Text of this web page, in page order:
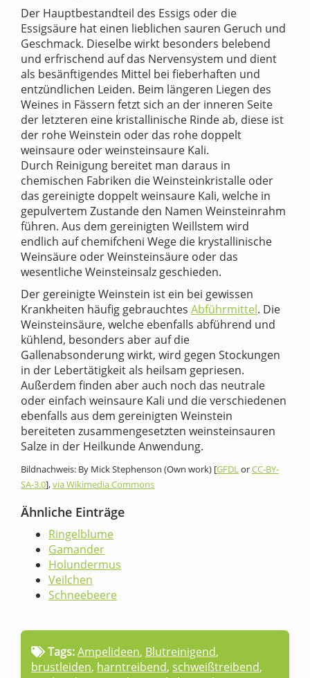
Der Hauptbestandteil des Essigs oder die
Essigsäure hat einen lieblichen sauren Geruch und
Geschmack. Dieselbe wirkt besonders belebend
und erfrischend auf das Nervensystem und dient
als besänftigendes Mittel bei fieberhaften und
entzündlichen Leiden. Beim längeren Liegen des
Weines in Fässern fetzt sich an der inneren Seite
der letzteren eine kristallinische Rinde ab, diese ist
der rohe Weinstein oder das rohe doppelt
weinsaure oder weinsteinsaure Kali.
Durch Reinigung bereitet man daraus in
chemischen Fabriken die Weinsteinkristalle oder
das gereinigte doppelt weinsaure Kali, welche in
gepulvertem Zustande den Namen Weinsteinrahm
führen. Aus dem gereinigten Weillstem wird
endlich auf chemifcheni Wege die krystallinische
Weinsäure oder Weinsteinsäure oder das
wesentliche Weinsteinsalz geschieden.
Der gereinigte Weinstein ist ein bei gewissen
Krankheiten häufig gebrauchtes Abführmittel. Die
Weinsteinsäure, welche ebenfalls abführend und
kühlend, besonders aber auf die
Gallenabsonderung wirkt, wird gegen Stockungen
in der Lebertätigkeit als heilsam gepriesen.
Außerdem finden aber auch noch das neutrale
oder einfach weinsaure Kali und die verschiedenen
ebenfalls aus dem gereinigten Weinstein
bereiteten zusammengesetzten weinsteinsauren
Salze in der Heilkunde Anwendung.
Bildnachweis: By Mick Stephenson (Own work) [GFDLorCC-BY-
SA-3.0],via Wikimedia Commons
Ähnliche Einträge
Ringelblume
Gamander
Holundermus
Veilchen
Schneebeere
Tags:Ampelideen, Blutreinigend,
brustleiden, harntreibend, schweißtreibend,